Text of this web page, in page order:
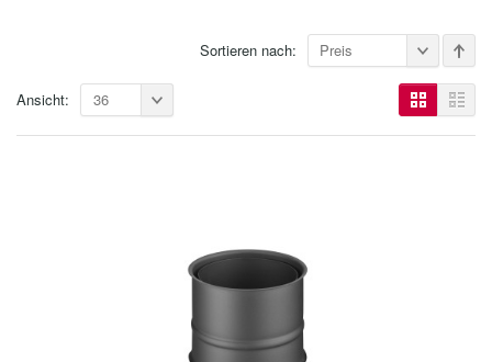
Sortieren nach: Preis
Ansicht: 36